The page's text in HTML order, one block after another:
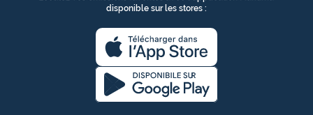
disponible sur les stores :